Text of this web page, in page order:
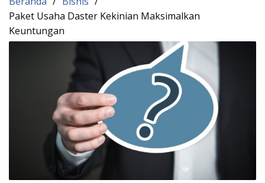
Paket Usaha Daster Kekinian Maksimalkan
Keuntungan